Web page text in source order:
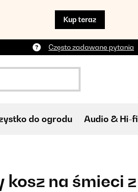
Kup teraz
Często zadawane pytania
do ogrodu Audio & Hi-fi
na śmieci z